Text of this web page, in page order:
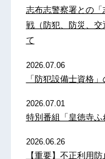
志布志警察署との
戦（防犯、防災、
て
2026.07.06
「防犯設備士資格
2026.07.01
特別番組「皇徳寺ふ
2026.06.26
【重要】不正利用